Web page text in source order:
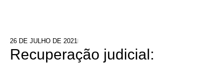
26 DE JULHO DE 2021
Recuperação judicial: